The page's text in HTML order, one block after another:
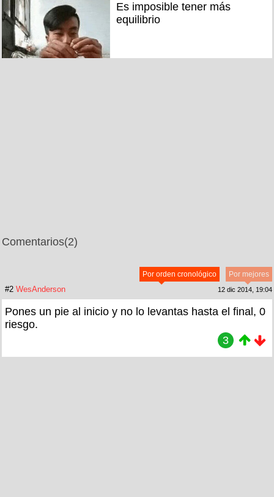
Es imposible tener más
equilibrio
Comentarios(2)
Por mejores
Por orden cronológico
#2 WesAnderson 12 dic 2014, 19:04
Pones un pie al inicio y no lo levantas hasta el final, 0
riesgo.
3